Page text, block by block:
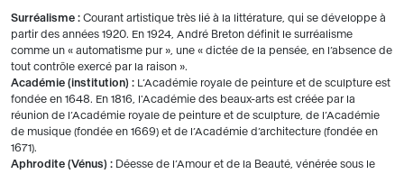
Surréalisme : Courant artistique très lié à la littérature, qui se développe à
partir des années 1920. En 1924, André Breton définit le surréalisme
comme un « automatisme pur », une « dictée de la pensée, en l’absence de
tout contrôle exercé par la raison ».
Académie (institution) : L’Académie royale de peinture et de sculpture est
fondée en 1648. En 1816, l'Académie des beaux-arts est créée par la
réunion de l’Académie royale de peinture et de sculpture, de l’Académie
de musique (fondée en 1669) et de l’Académie d’architecture (fondée en
1671).
Aphrodite (Vénus) : Déesse de l’Amour et de la Beauté, vénérée sous le